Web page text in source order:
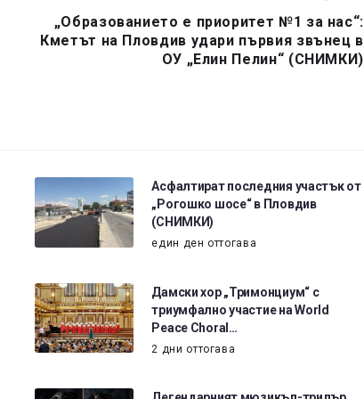
„Образованието е приоритет №1 за нас“:
Кметът на Пловдив удари първия звънец в
ОУ „Елин Пелин“ (СНИМКИ)
Асфалтират последния участък от
„Рогошко шосе“ в Пловдив
(СНИМКИ)
един ден оттогава
Дамски хор „Тримонциум“ с
триумфално участие на World
Peace Choral…
2 дни оттогава